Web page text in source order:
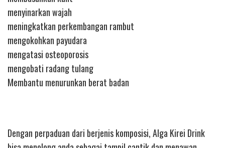
menyinarkan wajah
meningkatkan perkembangan rambut
mengokohkan payudara
mengatasi osteoporosis
mengobati radang tulang
Membantu menurunkan berat badan
Dengan perpaduan dari berjenis komposisi, Alga Kirei Drink